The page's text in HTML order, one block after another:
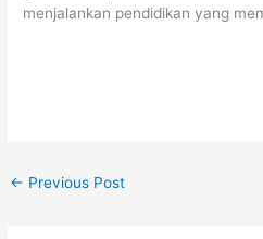
menjalankan pendidikan yang
← Previous Post